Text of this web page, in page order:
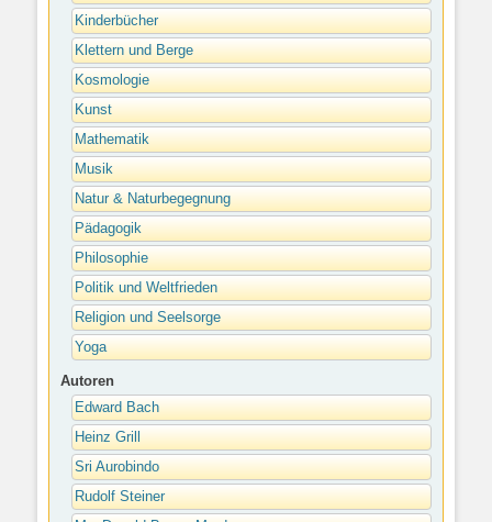
Kinderbücher
Klettern und Berge
Kosmologie
Kunst
Mathematik
Musik
Natur & Naturbegegnung
Pädagogik
Philosophie
Politik und Weltfrieden
Religion und Seelsorge
Yoga
Autoren
Edward Bach
Heinz Grill
Sri Aurobindo
Rudolf Steiner